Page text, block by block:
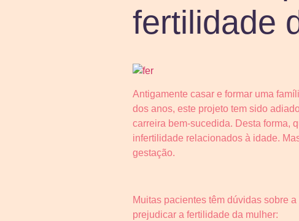
fertilidade
Antigamente casar e formar uma
dos anos, este projeto tem sido
carreira bem-sucedida. Desta forma,
infertilidade relacionados à idade.
gestação.
Muitas pacientes têm dúvidas sobre
prejudicar a fertilidade da mulher: